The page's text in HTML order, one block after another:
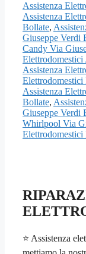
Assistenza
Assistenza
Bollate,
Giuseppe Verdi
Candy Via
Assistenza
Assistenza
Bollate,
Giuseppe Verdi
Whirlpool Via
⭐ Assistenza